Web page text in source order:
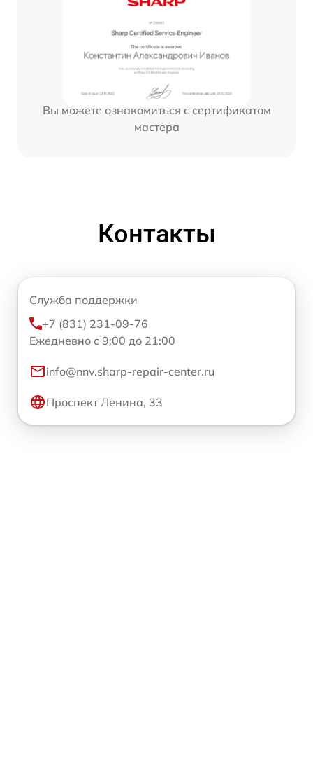
Вы можете ознакомиться с сертификатом
мастера
Контакты
Служба поддержки
+7 (831) 231-09-76
Ежедневно с 9:00 до 21:00
info@nnv.sharp-repair-center.ru
Проспект Ленина, 33